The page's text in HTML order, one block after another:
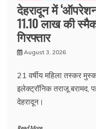
देहरादून में ‘ऑपरेशन
11.10 लाख की
गिरफ्तार
August 3, 2026
21 वर्षीय महिला तस्कर
इलेक्ट्रॉनिक तराजू
देहरादून।